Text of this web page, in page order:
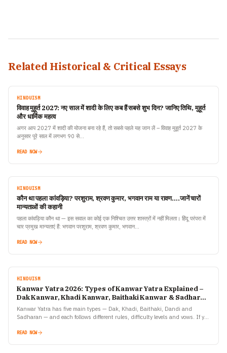
Related Historical & Critical Essays
HINDUISM
विवाह मुहूर्त 2027: नए साल में शादी के लिए कब हैं सबसे शुभ दिन? जानिए तिथि, मुहूर्त
और धार्मिक महत्व
अगर आप 2027 में शादी की योजना बना रहे हैं, तो सबसे पहले यह जान लें – विवाह मुहूर्त 2027 के
अनुसार पूरे साल में लगभग 90 से…
READ NOW
HINDUISM
कौन था पहला कांवड़िया? परशुराम, श्रवण कुमार, भगवान राम या रावण….जानें चारों
मान्यताओं की कहानी
पहला कांवड़िया कौन था — इस सवाल का कोई एक निश्चित उत्तर शास्त्रों में नहीं मिलता। हिंदू परंपरा में
चार प्रमुख मान्यताएं हैं: भगवान परशुराम, श्रवण कुमार, भगवान…
READ NOW
HINDUISM
Kanwar Yatra 2026: Types of Kanwar Yatra Explained –
Dak Kanwar, Khadi Kanwar, Baithaki Kanwar & Sadharan
Kanwar
Kanwar Yatra has five main types — Dak, Khadi, Baithaki, Dandi and
Sadharan — and each follows different rules, difficulty levels and vows. If you
READ NOW